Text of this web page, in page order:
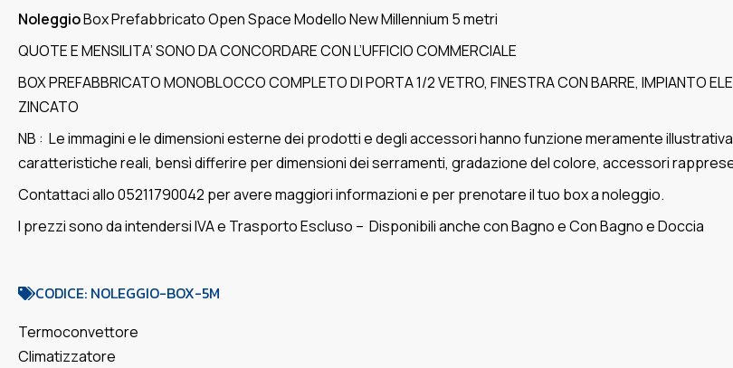
NoleggioBox Prefabbricato Open Space Modello New Millennium 5 metri
QUOTE E MENSILITA’ SONO DA CONCORDARE CON L’UFFICIO COMMERCIALE
BOX PREFABBRICATO MONOBLOCCO COMPLETO DI PORTA 1/2 VETRO, FINESTRA CON BARRE, IMPIANTO
ZINCATO
NB : Le immagini e le dimensioni esterne dei prodotti e degli accessori hanno funzione meramente
caratteristiche reali, bensì differire per dimensioni dei serramenti, gradazione del colore, accessori
Contattaci allo 05211790042 per avere maggiori informazioni e per prenotare il tuo box a noleggio.
I prezzi sono da intendersi IVA e Trasporto Escluso – Disponibili anche con Bagno e Con Bagno e Doccia
CODICE: NOLEGGIO-BOX-5M
Termoconvettore
Climatizzatore